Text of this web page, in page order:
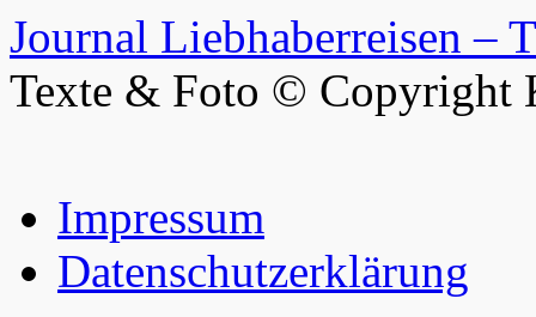
Journal Liebhaberreisen –
Texte & Foto © Copyright
Inhalt
springenImpressum
Datenschutzerklärung